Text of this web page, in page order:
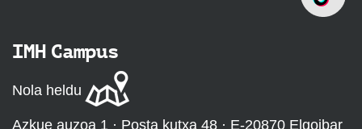
IMH Campus
Nola heldu
Azkue auzoa 1 · Posta kutxa 48 · E-20870 Elgoibar